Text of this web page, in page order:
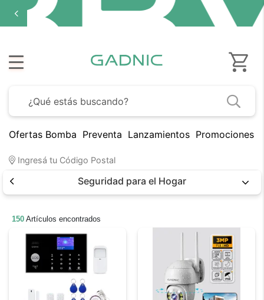
Ofertas Bomba Preventa Lanzamientos Promociones
Ingresá tu Código Postal
Seguridad para el Hogar
150 Artículos encontrados